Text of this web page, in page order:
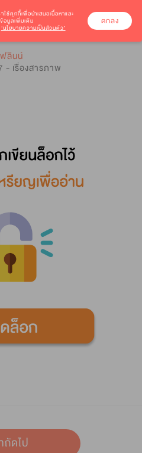
ลินน์
- เรื่องสารภาพ
ดไป
าใช้คุกกี้เพื่อนำเสนอเนื้อหาและ
มูลเพิ่มเติม
‘นโยบายความเป็นส่วนตัว’
ตกลง